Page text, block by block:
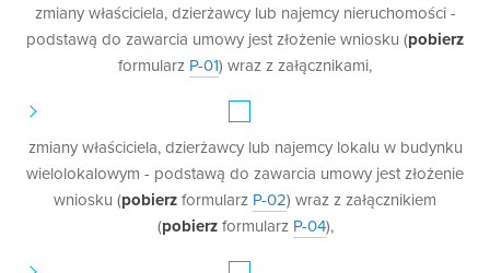
zmiany właściciela, dzierżawcy lub najemcy nieruchomości -
podstawą do zawarcia umowy jest złożenie wniosku (pobierz
formularz P-01) wraz z załącznikami,
zmiany właściciela, dzierżawcy lub najemcy lokalu w budynku
wielolokalowym - podstawą do zawarcia umowy jest złożenie
wniosku (pobierz formularz P-02) wraz z załącznikiem
(pobierz formularz P-04),
właściwego w sprawach opłaty za gospodarowanie
odpadami komunalnymi;
w celu zapewnienia bezpieczeństwa, ochrony mienia i
właściwej organizacji pracy oraz właściwej obsługi
klientów w ramach prawnie uzasadnionych interesów
realizowanych przez administratora; w tym celu
prowadzony jest min. monitoring rozmów
telefonicznych (w tym poprzez ich nagrywanie), a na
terenie siedziby Administratora prowadzony jest
monitoring wizyjny, obejmujący min. utrwalanie
na podstawie dobrowolnej zgody przez Państwa